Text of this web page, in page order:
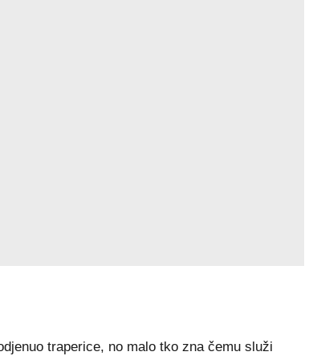
traperice, no malo tko zna čemu služi